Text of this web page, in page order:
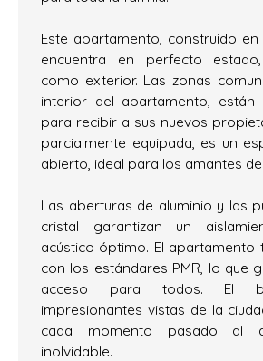
Este apartamento, construido
encuentra en perfecto
como exterior. Las zonas
interior del apartamento, están
para recibir a sus nuevos
parcialmente equipada, es un
abierto, ideal para los amantes
Las aberturas de aluminio y las
cristal garantizan un
acústico óptimo. El apartamento
con los estándares PMR, lo que
acceso para todos. El
impresionantes vistas de la
cada momento pasado al
inolvidable.